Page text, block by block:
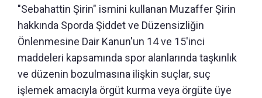
"Sebahattin Şirin" ismini kullanan Muzaffer Şirin
hakkında Sporda Şiddet ve Düzensizliğin
Önlenmesine Dair Kanun'un 14 ve 15'inci
maddeleri kapsamında spor alanlarında taşkınlık
ve düzenin bozulmasına ilişkin suçlar, suç
işlemek amacıyla örgüt kurma veya örgüte üye